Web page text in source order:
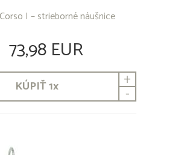
I – strieborné náušnice
73,98 EUR
KÚPIŤ1x +
-